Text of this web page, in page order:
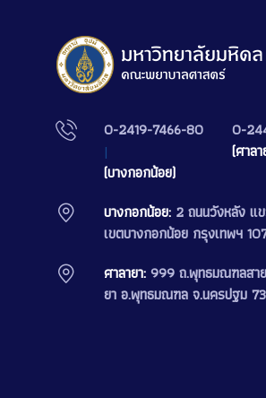
0-2419-7466-80
|
(บางกอกน้อย)
0-
(ศาลา
บางกอกน้อย: 2 ถนนวังหลัง แ
เขตบางกอกน้อย กรุงเทพฯ
ศาลายา: 999 ถ.พุทธมณฑลสา
ยา อ.พุทธมณฑล จ.นครปฐม